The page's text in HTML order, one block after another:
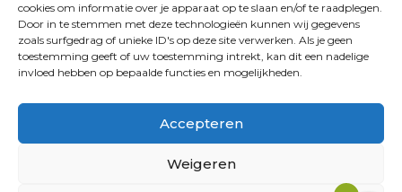
cookies om informatie over je apparaat op te slaan en/of te raadplegen.
Door in te stemmen met deze technologieën kunnen wij gegevens
zoals surfgedrag of unieke ID's op deze site verwerken. Als je geen
toestemming geeft of uw toestemming intrekt, kan dit een nadelige
invloed hebben op bepaalde functies en mogelijkheden.
Accepteren
Weigeren
Contact
Algemene voorwaarden
Retourneren
Klachten
Privacy policy